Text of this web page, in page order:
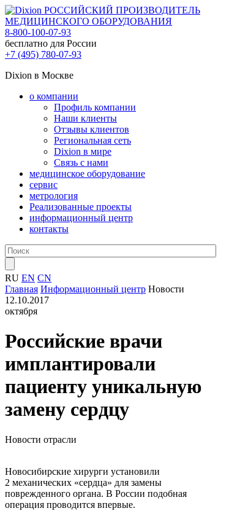
РОССИЙСКИЙ ПРОИЗВОДИТЕЛЬ
МЕДИЦИНСКОГО ОБОРУДОВАНИЯ
8-800-100-07-93
бесплатно для России
+7 (495) 780-07-93
Dixion в Москве
о компании
Профиль компании
Наши клиенты
Отзывы клиентов
Региональная сеть
Dixion в мире
Связь с нами
медицинское оборудование
сервис
метрология
Реализованные проекты
информационный центр
контакты
RU EN CN
Главная Информационный центр Новости
12.10.2017
октября
Российские врачи
имплантировали
пациенту уникальную
замену сердцу
Новости отрасли
Новосибирские хирурги установили
2 механических «сердца» для замены
поврежденного органа. В России подобная
операция проводится впервые.